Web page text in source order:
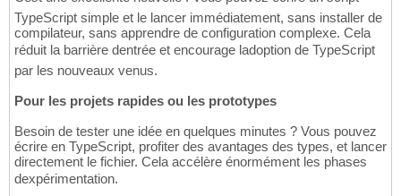
TypeScript simple et le lancer immédiatement, sans installer de
compilateur, sans apprendre de configuration complexe. Cela
réduit la barrière dentrée et encourage ladoption de TypeScript
par les nouveaux venus.
Pour les projets rapides ou les prototypes
Besoin de tester une idée en quelques minutes ? Vous pouvez
écrire en TypeScript, profiter des avantages des types, et lancer
directement le fichier. Cela accélère énormément les phases
dexpérimentation.